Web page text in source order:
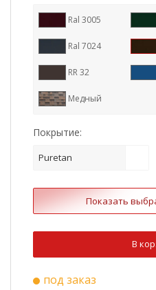
Ral 3005
Ral 7024
RR 32
Медный
Покрытие:
Puretan
Показать
В
под заказ